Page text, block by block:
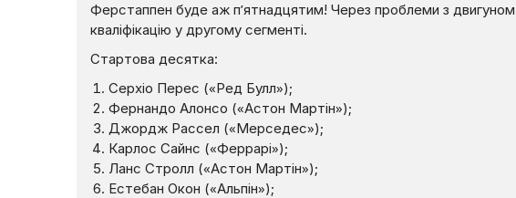
Ферстаппен буде аж п’ятнадцятим! Через проблеми з двигуном
кваліфікацію у другому сегменті.
Стартова десятка:
Серхіо Перес («Ред Булл»);
Фернандо Алонсо («Астон Мартін»);
Джордж Рассел («Мерседес»);
Карлос Сайнс («Феррарі»);
Ланс Стролл («Астон Мартін»);
Естебан Окон («Альпін»);